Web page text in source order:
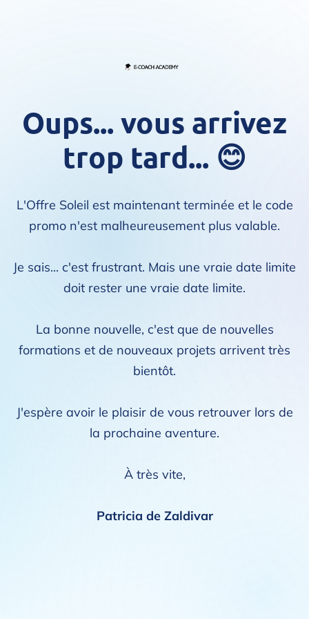
Oups... vous arrivez
trop tard... 😊
L'Offre Soleil est maintenant terminée et le code
promo n'est malheureusement plus valable.
Je sais... c'est frustrant. Mais une vraie date limite
doit rester une vraie date limite.
La bonne nouvelle, c'est que de nouvelles
formations et de nouveaux projets arrivent très
bientôt.
J'espère avoir le plaisir de vous retrouver lors de
la prochaine aventure.
À très vite,
Patricia de Zaldivar